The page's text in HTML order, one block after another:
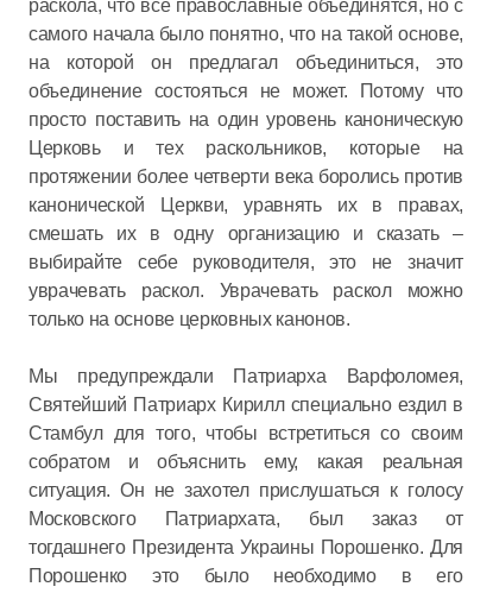
раскола, что все православные объединятся, но с
самого начала было понятно, что на такой основе,
на которой он предлагал объединиться, это
объединение состояться не может. Потому что
просто поставить на один уровень каноническую
Церковь и тех раскольников, которые на
протяжении более четверти века боролись против
канонической Церкви, уравнять их в правах,
смешать их в одну организацию и сказать –
выбирайте себе руководителя, это не значит
уврачевать раскол. Уврачевать раскол можно
только на основе церковных канонов.
Мы предупреждали Патриарха Варфоломея,
Святейший Патриарх Кирилл специально ездил в
Стамбул для того, чтобы встретиться со своим
собратом и объяснить ему, какая реальная
ситуация. Он не захотел прислушаться к голосу
Московского Патриархата, был заказ от
тогдашнего Президента Украины Порошенко. Для
Порошенко это было необходимо в его